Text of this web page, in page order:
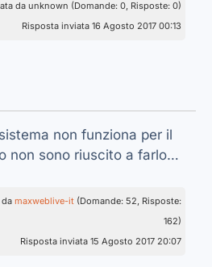
da unknown (Domande: 0, Risposte: 0)
Risposta inviata 16 Agosto 2017 00:13
non funziona per il
non sono riuscito a farlo…
maxweblive-it (Domande: 52, Risposte:
162)
Risposta inviata 15 Agosto 2017 20:07